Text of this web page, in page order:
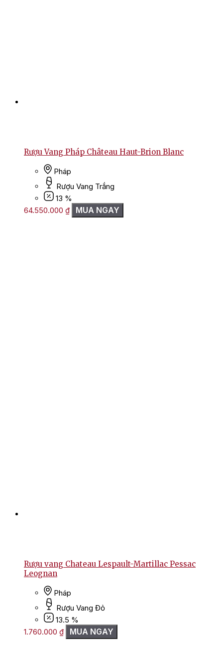
Rượu Vang Pháp Château Haut-Brion Blanc
Pháp
Rượu Vang Trắng
13 %
64.550.000 ₫ MUA NGAY
Rượu vang Chateau Lespault-Martillac Pessac
Leognan
Pháp
Rượu Vang Đỏ
13.5 %
1.760.000 ₫ MUA NGAY